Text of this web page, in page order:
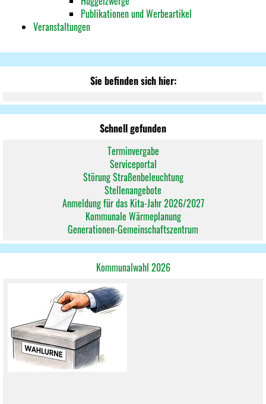
Publikationen und Werbeartikel
Veranstaltungen
Sie befinden sich hier:
Schnell gefunden
Terminvergabe
Serviceportal
Störung Straßenbeleuchtung
Stellenangebote
Anmeldung für das Kita-Jahr 2026/2027
Kommunale Wärmeplanung
Generationen-Gemeinschaftszentrum
Kommunalwahl 2026